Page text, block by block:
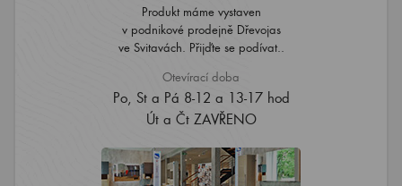
Produkt máme vystaven
v podnikové prodejně Dřevojas
ve Svitavách. Přijďte se podívat..
Otevírací doba
Po, St a Pá 8-12 a 13-17 hod
Út a Čt ZAVŘENO